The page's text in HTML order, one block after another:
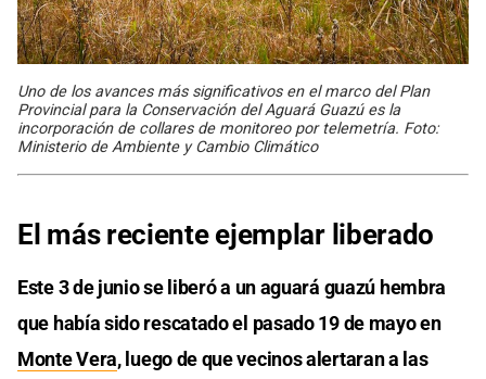
Uno de los avances más significativos en el marco del Plan
Provincial para la Conservación del Aguará Guazú es la
incorporación de collares de monitoreo por telemetría. Foto:
Ministerio de Ambiente y Cambio Climático
El más reciente ejemplar liberado
Este 3 de junio se liberó a un aguará guazú hembra
que había sido rescatado el pasado 19 de mayo en
Monte Vera, luego de que vecinos alertaran a las